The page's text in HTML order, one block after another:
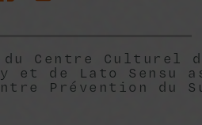
du Centre Culturel
et de Lato Sensu
Prévention du